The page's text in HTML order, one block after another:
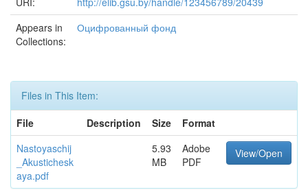
Appears in
Collections:
Оцифрованный фонд
Files in This Item:
File
Description Size
Format
Nastoyaschij
_Akustichesk
aya.pdf
5.93
MB
Adobe
PDF
View/Open